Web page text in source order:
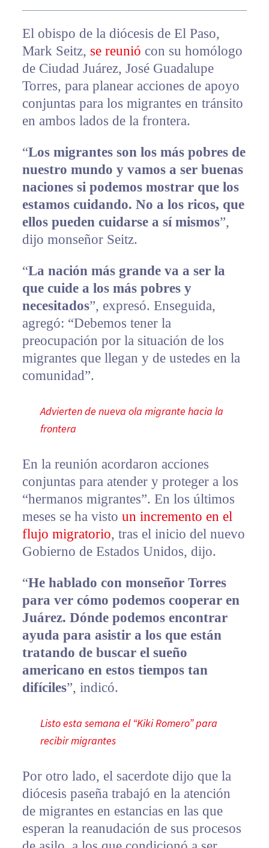
El obispo de la diócesis de El Paso,
Mark Seitz, se reunió con su homólogo
de Ciudad Juárez, José Guadalupe
Torres, para planear acciones de apoyo
conjuntas para los migrantes en tránsito
en ambos lados de la frontera.
“Los migrantes son los más pobres de
nuestro mundo y vamos a ser buenas
naciones si podemos mostrar que los
estamos cuidando. No a los ricos, que
ellos pueden cuidarse a sí mismos”,
dijo monseñor Seitz.
“La nación más grande va a ser la
que cuide a los más pobres y
necesitados”, expresó. Enseguida,
agregó: “Debemos tener la
preocupación por la situación de los
migrantes que llegan y de ustedes en la
comunidad”.
Advierten de nueva ola migrante hacia la
frontera
En la reunión acordaron acciones
conjuntas para atender y proteger a los
“hermanos migrantes”. En los últimos
meses se ha visto un incremento en el
flujo migratorio, tras el inicio del nuevo
Gobierno de Estados Unidos, dijo.
“He hablado con monseñor Torres
para ver cómo podemos cooperar en
Juárez. Dónde podemos encontrar
ayuda para asistir a los que están
tratando de buscar el sueño
americano en estos tiempos tan
difíciles”, indicó.
Listo esta semana el “Kiki Romero” para
recibir migrantes
Por otro lado, el sacerdote dijo que la
diócesis paseña trabajó en la atención
de migrantes en estancias en las que
esperan la reanudación de sus procesos